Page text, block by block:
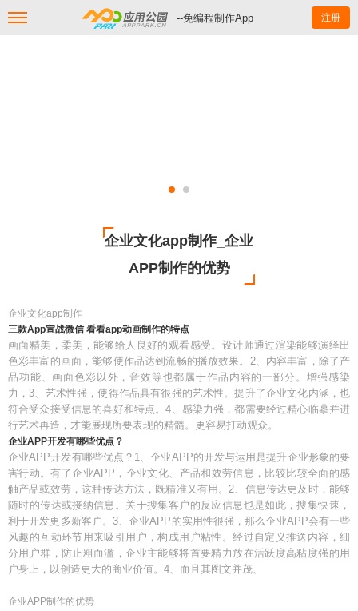
--免编程制作App 注册
企业文化app制作_企业
APP制作的优势
企业文化app制作
三款App宣战微信 看看app动画制作的特点
画面精美，柔美，能够给人良好的观看感受。设计师通过渲染能够演绎出
色彩丰富的画面，能够使作品达到流畅的播放效果。2、内容丰富，除了产
品功能、画面色彩以外，音效等也都属于作品内容的一部分。增强感染
力，3、艺术性强，使得作品具有很强的艺术性。提升了企业文化内涵，也
符合受众接受信息的喜好和特点。4、感染力强，都需要经过精心临摹并进
行艺术再造，才能展现所要表现的精髓。更容易打动观众。
企业APP开发有哪些优点？
企业APP开发有哪些优点？1、企业APP的开发与运用是提升企业形象的要
害行动。有了企业APP，企业文化、产品和效劳信息，比较比较全面的感
触产品或效劳，这种传达方法，既精准又有用。2、信息传达更及时，能够
随时的传达或接纳信息。关于搜集客户的反应信息也是如此，搜集快速，
利于开发更多新客户。3、企业APP的实用性很强，那么企业APP会有一些
风趣的互动环节用来吸引用户，构成用户粘性。经过自定义推送内容，细
分用户群，防止粗而滥，企业主能够将首要精力放在活跃度高粘度强的用
户身上，以创造更大的商业价值。4、而且其图文并茂、
企业APP制作的优势